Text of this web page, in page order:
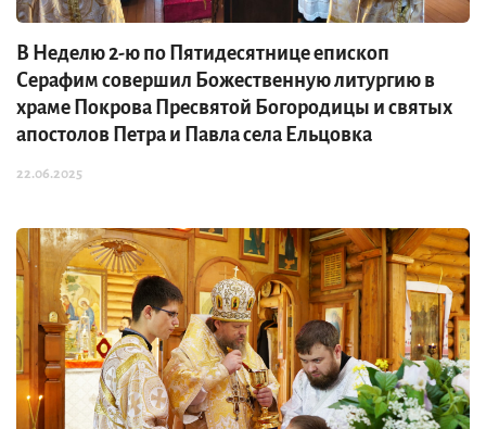
В Неделю 2-ю по Пятидесятнице епископ
Серафим совершил Божественную литургию в
храме Покрова Пресвятой Богородицы и святых
апостолов Петра и Павла села Ельцовка
22.06.2025